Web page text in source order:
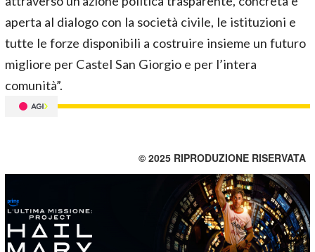
aperta al dialogo con la società civile, le istituzioni e
tutte le forze disponibili a costruire insieme un futuro
migliore per Castel San Giorgio e per l’intera
comunità”.
© 2025 RIPRODUZIONE RISERVATA